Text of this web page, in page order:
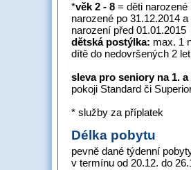
*věk 2 - 8 = děti
narozené po 31.12.2014
narození před 01.01.2015
dětská postýlka: max. 1
dítě do nedovršených 2 let
sleva pro seniory na 1.
pokoji Standard či
* služby za příplatek
Délka pobytu
pevně dané týdenní
v termínu od 20.12. do